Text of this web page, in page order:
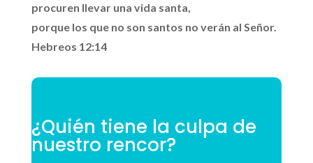
procuren llevar una vida santa,
porque los que no son santos no verán al Señor.
Hebreos 12:14
¿Quién tiene la culpa de
nuestro rencor?